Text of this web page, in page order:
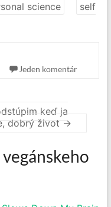
science
self
Jeden komentár
keď ja
dobrý život →